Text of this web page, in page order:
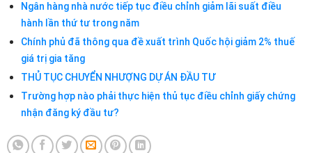
Ngân hàng nhà nước tiếp tục điều chỉnh giảm lãi suất điều
hành lần thứ tư trong năm
Chính phủ đã thông qua đề xuất trình Quốc hội giảm 2% thuế
giá trị gia tăng
THỦ TỤC CHUYỂN NHƯỢNG DỰ ÁN ĐẦU TƯ
Trường hợp nào phải thực hiện thủ tục điều chỉnh giấy chứng
nhận đăng ký đầu tư?